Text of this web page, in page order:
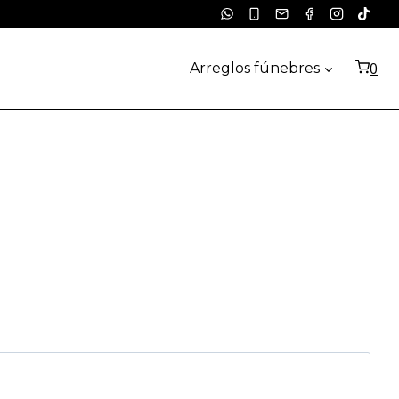
Arreglos fúnebres 0